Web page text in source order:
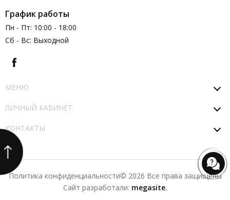
График работы
Пн - Пт: 10:00 - 18:00
Сб - Вс: Выходной
МЕНЮ
ЛИЧНЫЙ КАБИНЕТ
КОНТАКТЫ
Политика конфиденциальности© 2026 Все права защищены
Сайт разработали: megasite.